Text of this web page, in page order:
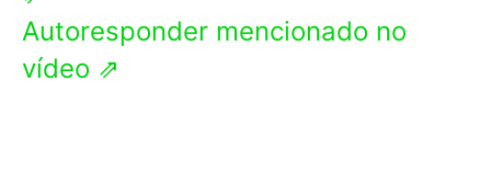
Autoresponder mencionado no
vídeo ⇗